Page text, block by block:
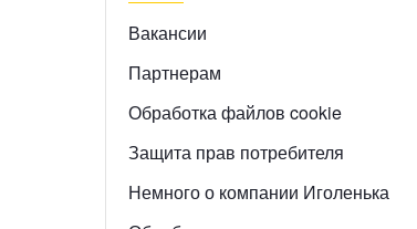
Вакансии
Партнерам
Обработка файлов cookie
Защита прав потребителя
Немного о компании Иголенька